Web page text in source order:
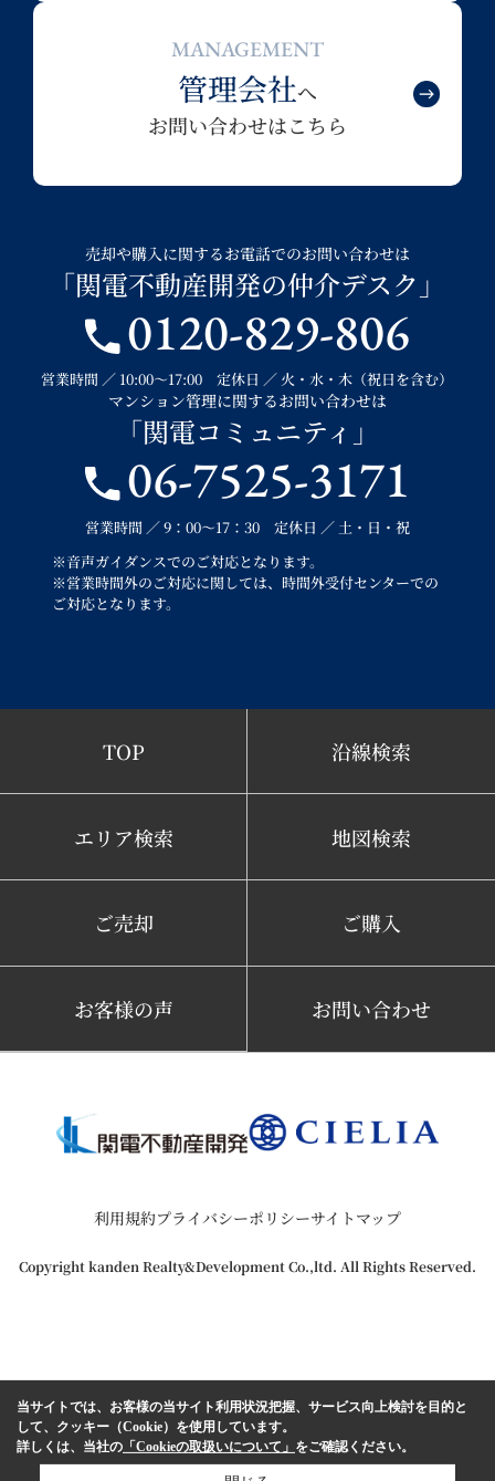
MANAGEMENT
管理会社へ
お問い合わせはこちら
売却や購入に関するお電話でのお問い合わせは
「関電不動産開発の仲介デスク」
0120-829-806
営業時間 ／ 10:00～17:00 定休日 ／ 火・水・木（祝日を含む）
マンション管理に関するお問い合わせは
「関電コミュニティ」
06-7525-3171
営業時間 ／ 9：00～17：30 定休日 ／ 土・日・祝
※音声ガイダンスでのご対応となります。
※営業時間外のご対応に関しては、時間外受付センターでの
ご対応となります。
TOP 沿線検索
エリア検索 地図検索
ご売却 ご購入
お客様の声 お問い合わせ
利用規約プライバシーポリシーサイトマップ
Copyright kanden Realty&Development Co.,ltd. All Rights Reserved.
当サイトでは、お客様の当サイト利用状況把握、サービス向上検討を目的と
して、クッキー（Cookie）を使用しています。
詳しくは、当社の 「Cookieの取扱いについて」 をご確認ください。